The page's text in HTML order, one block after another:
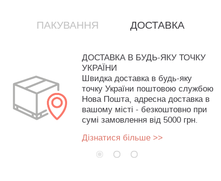
ПАКУВАННЯ ДОСТАВКА
ДОСТАВКА В БУДЬ-ЯКУ ТОЧКУ
УКРАЇНИ
Швидка доставка в будь-яку
точку України поштовою службою
Нова Пошта, адресна доставка в
вашому місті - безкоштовно при
сумі замовлення від 5000 грн.
Дізнатися більше >>